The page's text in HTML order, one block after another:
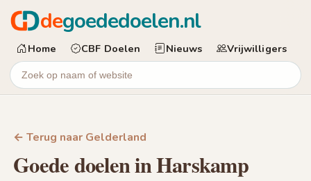
degoededoelen.nl
Home CBF Doelen Nieuws Vrijwilligers
← Terug naar Gelderland
Goede doelen in Harskamp